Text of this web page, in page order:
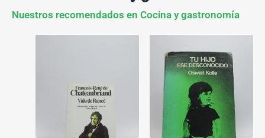
Nuestros recomendados en Cocina y gastronomía